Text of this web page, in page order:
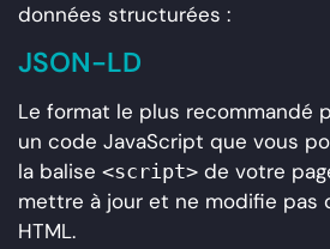
données structurées :
JSON-LD
Le format le plus recommandé
un code JavaScript que vous
la balise <script> de votre
mettre à jour et ne modifie pas
HTML.